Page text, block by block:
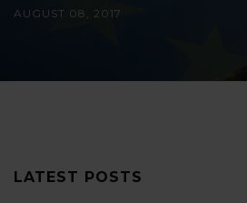
AUGUST 08, 2017
LATEST POSTS